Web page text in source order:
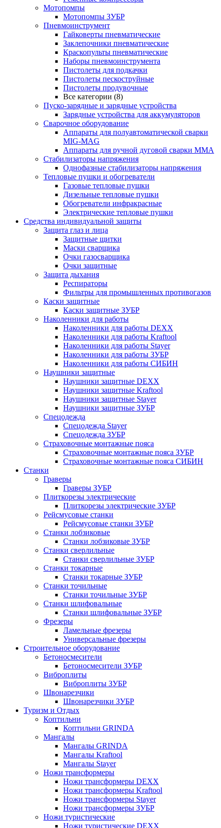
Мотопомпы
Мотопомпы ЗУБР
Пневмоинструмент
Гайковерты пневматические
Заклепочники пневматические
Краскопульты пневматические
Наборы пневмоинструмента
Пистолеты для подкачки
Пистолеты пескоструйные
Пистолеты продувочные
Все категории (8)
Пуско-зарядные и зарядные устройства
Зарядные устройства для аккумуляторов
Сварочное оборудование
Аппараты для полуавтоматической сварки
MIG-MAG
Аппараты для ручной дуговой сварки MMA
Стабилизаторы напряжения
Однофазные стабилизаторы напряжения
Тепловые пушки и обогреватели
Газовые тепловые пушки
Дизельные тепловые пушки
Обогреватели инфракрасные
Электрические тепловые пушки
Средства индивидуальной защиты
Защита глаз и лица
Защитные щитки
Маски сварщика
Очки газосварщика
Очки защитные
Защита дыхания
Респираторы
Фильтры для промышленных противогазов
Каски защитные
Каски защитные ЗУБР
Наколенники для работы
Наколенники для работы DEXX
Наколенники для работы Kraftool
Наколенники для работы Stayer
Наколенники для работы ЗУБР
Наколенники для работы СИБИН
Наушники защитные
Наушники защитные DEXX
Наушники защитные Kraftool
Наушники защитные Stayer
Наушники защитные ЗУБР
Спецодежда
Спецодежда Stayer
Спецодежда ЗУБР
Страховочные монтажные пояса
Страховочные монтажные пояса ЗУБР
Страховочные монтажные пояса СИБИН
Станки
Граверы
Граверы ЗУБР
Плиткорезы электрические
Плиткорезы электрические ЗУБР
Рейсмусовые станки
Рейсмусовые станки ЗУБР
Станки лобзиковые
Станки лобзиковые ЗУБР
Станки сверлильные
Станки сверлильные ЗУБР
Станки токарные
Станки токарные ЗУБР
Станки точильные
Станки точильные ЗУБР
Станки шлифовальные
Станки шлифовальные ЗУБР
Фрезеры
Ламельные фрезеры
Универсальные фрезеры
Строительное оборудование
Бетоносмесители
Бетоносмесители ЗУБР
Виброплиты
Виброплиты ЗУБР
Швонарезчики
Швонарезчики ЗУБР
Туризм и Отдых
Коптильни
Коптильни GRINDA
Мангалы
Мангалы GRINDA
Мангалы Kraftool
Мангалы Stayer
Ножи трансформеры
Ножи трансформеры DEXX
Ножи трансформеры Kraftool
Ножи трансформеры Stayer
Ножи трансформеры ЗУБР
Ножи туристические
Ножи туристические DEXX